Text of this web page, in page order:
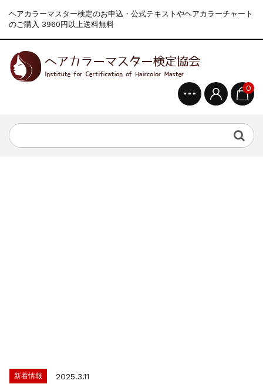
ヘアカラーマスター検定のお申込・公式テキストやヘアカラーチャート
のご購入 3960円以上送料無料
0
新着情報
2025.3.11